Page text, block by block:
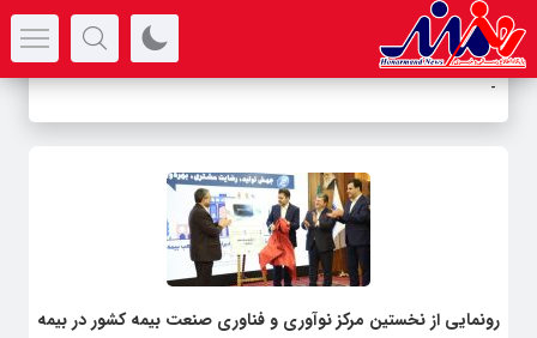
«
_
رونمایی از نخستین مرکز نوآوری و فناوری صنعت بیمه‌ کشور در بیمه